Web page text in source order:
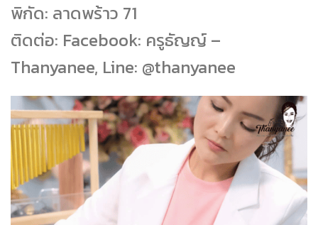
พิกัด: ลาดพร้าว 71
ติดต่อ: Facebook: ครูธัญญ์ –
Thanyanee, Line: @thanyanee